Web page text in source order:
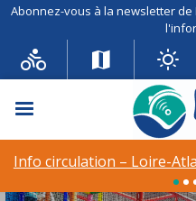
Abonnez-vous à la newsletter
Menu
Info circulation – Loire-